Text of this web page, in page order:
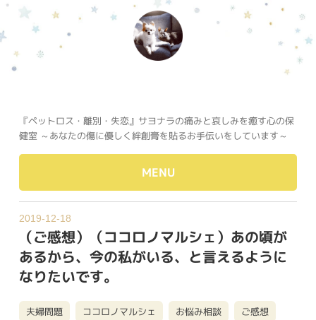
『ペットロス・離別・失恋』サヨナラの痛みと哀しみを癒す心の保
健室 ～あなたの傷に優しく絆創膏を貼るお手伝いをしています～
MENU
2019-12-18
（ご感想）（ココロノマルシェ）あの頃が
あるから、今の私がいる、と言えるように
なりたいです。
夫婦問題 ココロノマルシェ お悩み相談 ご感想